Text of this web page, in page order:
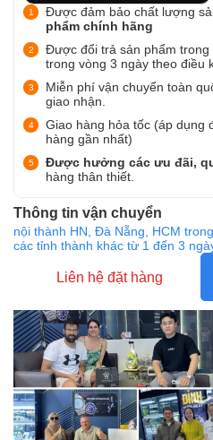
Được đảm bảo chất lượng
phẩm chính hãng
Được đổi trả sản phẩm
trong vòng 3 ngày theo điều
Miễn phí vận chuyển toàn
giao nhận.
Giao hàng hỏa tốc (áp dụng
hàng gần nhất)
Được hưởng các ưu đãi,
hàng thân thiết.
Thông tin vận chuyển
nội thành HN, Đà Nẵng, HCM
các tỉnh thành khác từ 1 đến 3
Liên hệ đặt hàng